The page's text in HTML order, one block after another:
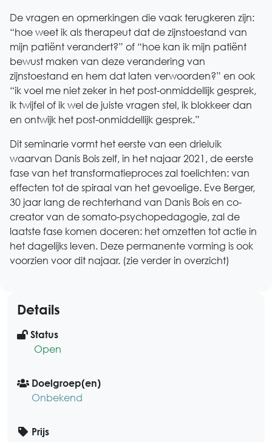
De vragen en opmerkingen die vaak terugkeren zijn:
“hoe weet ik als therapeut dat de zijnstoestand van
mijn patiënt verandert?” of “hoe kan ik mijn patiënt
bewust maken van deze verandering van
zijnstoestand en hem dat laten verwoorden?” en ook
“ik voel me niet zeker in het post-onmiddellijk gesprek,
ik twijfel of ik wel de juiste vragen stel, ik blokkeer dan
en ontwijk het post-onmiddellijk gesprek.”
Dit seminarie vormt het eerste van een drieluik
waarvan Danis Bois zelf, in het najaar 2021, de eerste
fase van het transformatieproces zal toelichten: van
effecten tot de spiraal van het gevoelige. Eve Berger,
30 jaar lang de rechterhand van Danis Bois en co-
creator van de somato-psychopedagogie, zal de
laatste fase komen doceren: het omzetten tot actie in
het dagelijks leven. Deze permanente vorming is ook
voorzien voor dit najaar. (zie verder in overzicht)
Details
Status
Open
Doelgroep(en)
Onbekend
Prijs